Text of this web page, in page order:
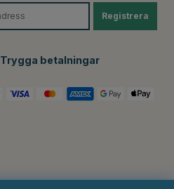
Registrera
Trygga betalningar